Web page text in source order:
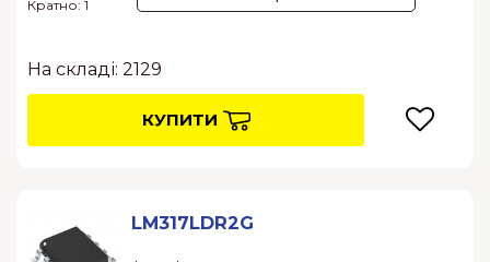
Кратно: 1
На складі: 2129
КУПИТИ
LM317LDR2G